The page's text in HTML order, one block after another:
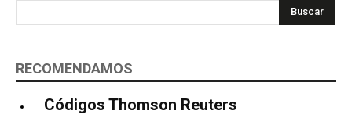
Buscar
RECOMENDAMOS
Códigos Thomson Reuters